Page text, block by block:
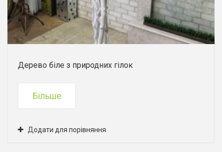
Дерево біле з природних гілок
Більше
Додати для порівняння